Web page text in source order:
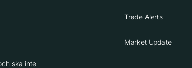
ska inte
Trade Alerts
Market Update